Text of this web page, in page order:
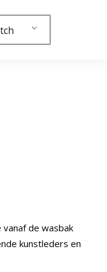
de wasbak
kunstleders en